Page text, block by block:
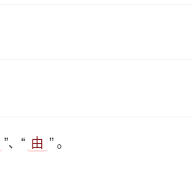
”、“ 由 ” 。